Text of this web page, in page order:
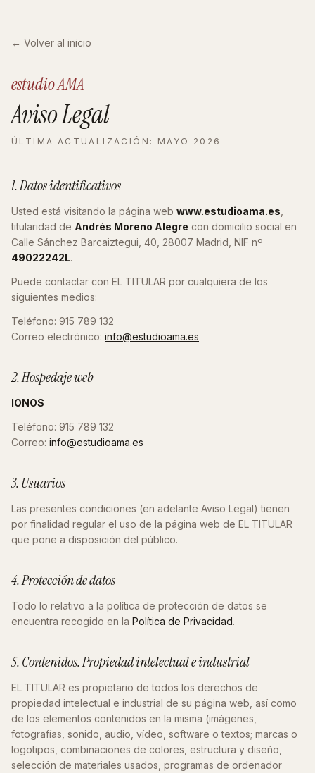
← Volver al inicio
estudio AMA
AvisoLegal
ÚLTIMA ACTUALIZACIÓN: MAYO 2026
1. Datos identificativos
Usted está visitando la página web www.estudioama.es
titularidad de Andrés Moreno Alegre con domicilio social en
Calle Sánchez Barcaiztegui, 40, 28007 Madrid, NIF nº
49022242L.
Puede contactar con EL TITULAR por cualquiera de los
siguientes medios:
Teléfono: 915 789 132
Correo electrónico: info@estudioama.es
2. Hospedaje web
IONOS
Teléfono: 915 789 132
Correo: info@estudioama.es
3. Usuarios
Las presentes condiciones (en adelante Aviso Legal) tienen
por finalidad regular el uso de la página web de EL TITULAR
que pone a disposición del público.
4. Protección de datos
Todo lo relativo a la política de protección de datos se
encuentra recogido en la Política de Privacidad.
5. Contenidos. Propiedad intelectual e industrial
EL TITULAR es propietario de todos los derechos de
propiedad intelectual e industrial de su página web, así como
de los elementos contenidos en la misma (imágenes,
fotografías, sonido, audio, vídeo, software o textos; marcas o
logotipos, combinaciones de colores, estructura y diseño,
selección de materiales usados, programas de ordenador